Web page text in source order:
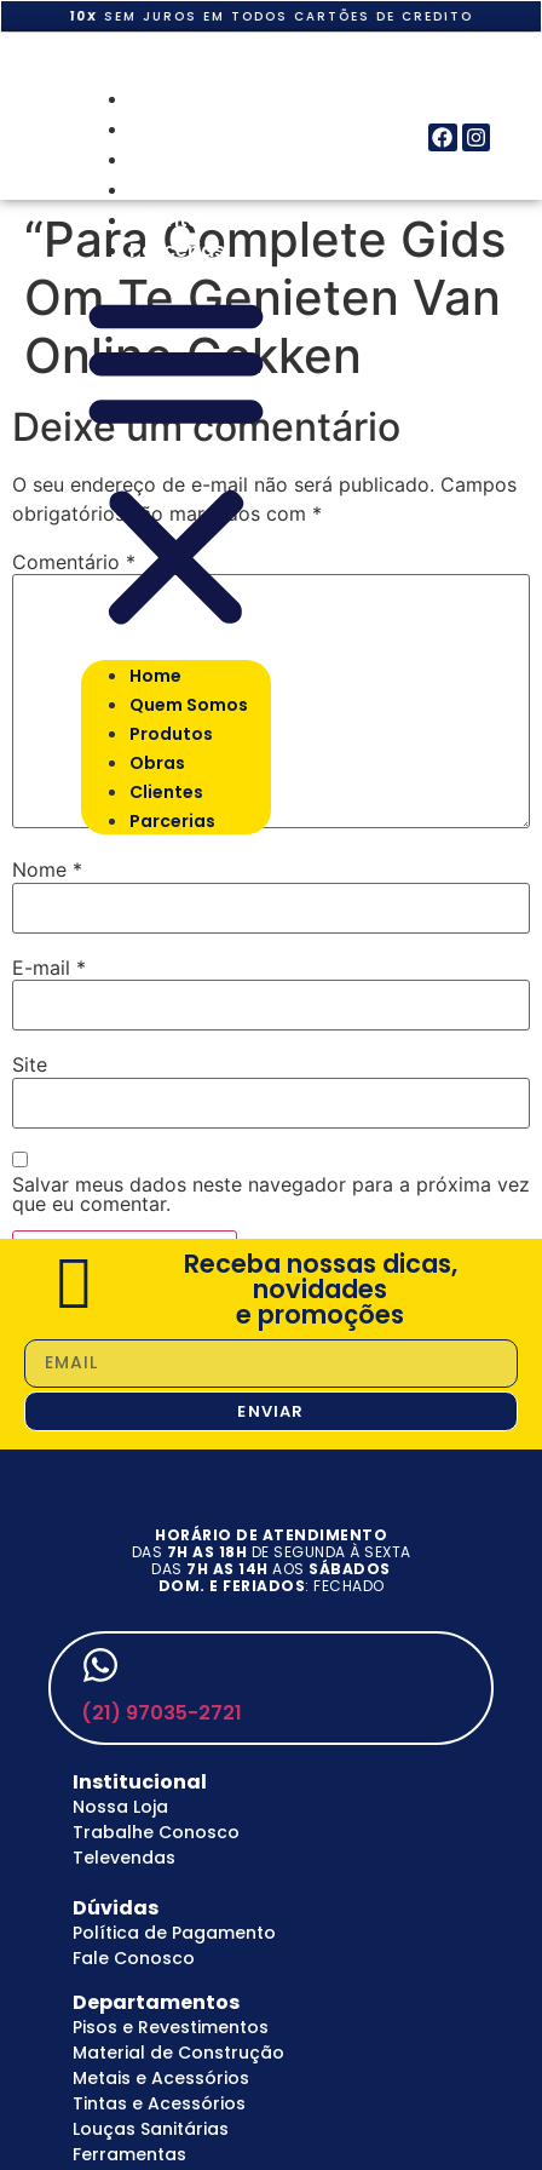
10X SEM JUROS EM TODOS CARTÕES DE CREDITO
Clientes
Parcerias
Home
Quem Somos
Produtos
Obras
Clientes
Parcerias
“Para Complete Gids
Om Te Genieten Van
Online Gokken
Deixe um comentário
O seu endereço de e-mail não será publicado. Campos
obrigatórios são marcados com *
Comentário *
Nome *
E-mail *
Site
Salvar meus dados neste navegador para a próxima vez
que eu comentar.
Receba nossas dicas,
novidades
e promoções
ENVIAR
HORÁRIO DE ATENDIMENTO
DAS 7H AS 18H DE SEGUNDA À SEXTA
DAS 7H AS 14H AOS SÁBADOS
DOM. E FERIADOS: FECHADO
(21) 97035-2721
Institucional
Nossa Loja
Trabalhe Conosco
Televendas
Dúvidas
Política de Pagamento
Fale Conosco
Departamentos
Pisos e Revestimentos
Material de Construção
Metais e Acessórios
Tintas e Acessórios
Louças Sanitárias
Ferramentas